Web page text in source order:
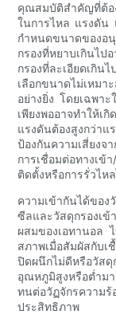
คุณสมบัติสำคัญที่ต้อ
ในการไหล แรงดัน
กำหนดขนาดของอ
กรองที่หยาบเกินไ
กรองที่ละเอียดเกิน
เลือกขนาดไม่เหม
อย่างยิ่ง โดยเฉพา
เพียงพออาจทำให้เ
แรงดันต้องสูงกว่าแ
ป้องกันความเสี่ยง
การเชื่อมต่อทางเข้
ติดตั้งหรือการรั่วไห
ความเข้ากันได้ขอ
ซีลและวัสดุกรองเข้
ผสมของเอทานอล
สภาพเมื่อสัมผัสกับ
ปิดผนึกไม่ดีหรือวัส
อุณหภูมิสูงหรือต่ำม
ทนต่อวัฏจักรคว
ประสิทธิภาพ